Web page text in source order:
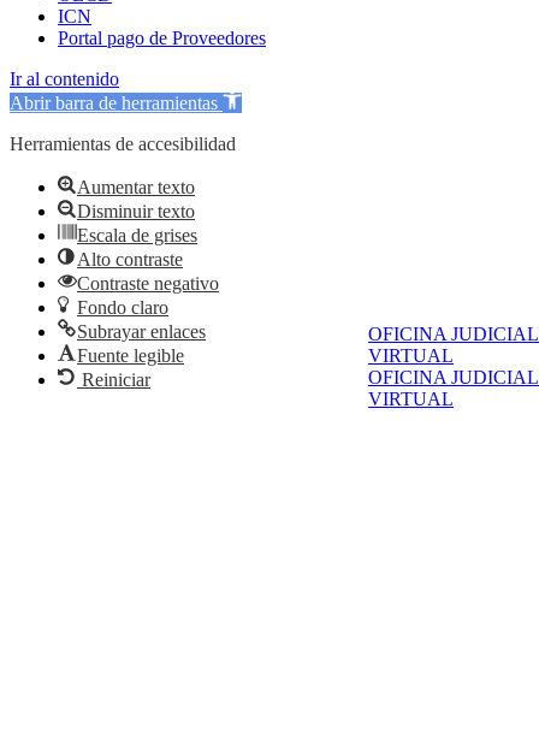
OFICINA JUDICIAL
VIRTUAL
OFICINA JUDICIAL
VIRTUAL
ICN
Portal pago de Proveedores
Ir al contenido
Abrir barra de herramientas
Herramientas de accesibilidad
Aumentar texto
Disminuir texto
Escala de grises
Alto contraste
Contraste negativo
Fondo claro
Subrayar enlaces
Fuente legible
Reiniciar